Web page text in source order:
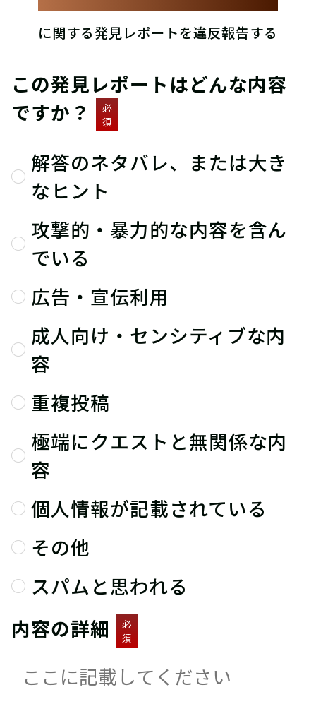
に関する発見レポートを違反報告する
この発見レポートはどんな内容
ですか？
必
須
解答のネタバレ、または大き
なヒント
攻撃的・暴力的な内容を含ん
でいる
広告・宣伝利用
成人向け・センシティブな内
容
重複投稿
極端にクエストと無関係な内
容
個人情報が記載されている
その他
スパムと思われる
内容の詳細
必
須